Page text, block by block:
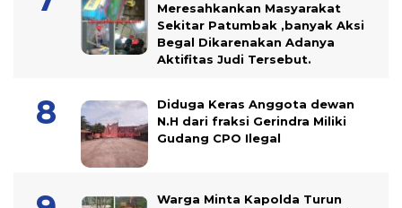
Meresahkankan Masyarakat
Sekitar Patumbak ,banyak Aksi
Begal Dikarenakan Adanya
Aktifitas Judi Tersebut.
Diduga Keras Anggota dewan
N.H dari fraksi Gerindra Miliki
Gudang CPO Ilegal
Warga Minta Kapolda Turun